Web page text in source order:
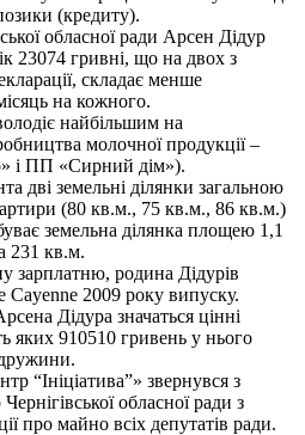
(кредиту).
обласної ради Арсен Дідур
23074 гривні, що на двох з
складає менше
на кожного.
найбільшим на
молочної продукції –
і ПП «Сирний дім»).
дві земельні ділянки загальною
(80 кв.м., 75 кв.м., 86 кв.м.)
земельна ділянка площею 1,1
231 кв.м.
зарплатню, родина Дідурів
Cayenne 2009 року випуску.
Дідура значаться цінні
яких 910510 гривень у нього
“Ініціатива”» звернувся з
обласної ради з
про майно всіх депутатів ради.